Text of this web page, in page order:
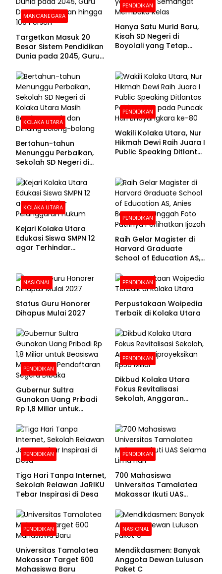
MANCANEGARA
Targetkan Masuk 20
Besar Sistem Pendidikan
Dunia pada 2045, Guru
100 Persen
PENDIDIKAN
Hanya Satu Murid Baru,
Kisah SD Negeri di
Boyolali yang Tetap
KOLAKA UTARA
Bertahun-tahun
Menunggu Perbaikan,
Sekolah SD Negeri di
Beralas Tanah dan
Dinding Bolong-bolong
PENDIDIKAN
Wakili Kolaka Utara, Nur
Hikmah Dewi Raih Juara I
Public Speaking Ditlantas
Bhayangkara ke-80
KOLAKA UTARA
Kejari Kolaka Utara
Edukasi Siswa SMPN 12
agar Terhindar
PENDIDIKAN
Raih Gelar Magister di
Harvard Graduate
School of Education AS,
Foto Putrinya Perlihatkan
Ijazah
NASIONAL
Status Guru Honorer
Dihapus Mulai 2027
PENDIDIKAN
Perpustakaan Woipedia
Terbaik di Kolaka Utara
PENDIDIKAN
Gubernur Sultra
Gunakan Uang Pribadi
Rp 1,8 Miliar untuk
Pendaftaran Segera
Dibuka
PENDIDIKAN
Dikbud Kolaka Utara
Fokus Revitalisasi
Sekolah, Anggaran
PENDIDIKAN
Tiga Hari Tanpa Internet,
Sekolah Relawan JaRIKU
Tebar Inspirasi di Desa
PENDIDIKAN
700 Mahasiswa
Universitas Tamalatea
Makassar Ikuti UAS
PENDIDIKAN
Universitas Tamalatea
Makassar Target 600
Mahasiswa Baru
NASIONAL
Mendikdasmen: Banyak
Anggota Dewan Lulusan
Paket C